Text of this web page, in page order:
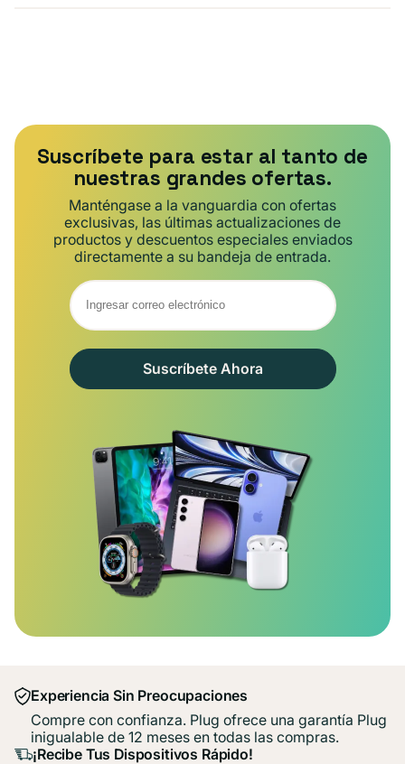
Suscríbete para estar al tanto de
nuestras grandes ofertas.
Manténgase a la vanguardia con ofertas
exclusivas, las últimas actualizaciones de
productos y descuentos especiales enviados
directamente a su bandeja de entrada.
Suscríbete Ahora
Experiencia Sin Preocupaciones
Compre con confianza. Plug ofrece una garantía Plug
inigualable de 12 meses en todas las compras.
¡Recibe Tus Dispositivos Rápido!